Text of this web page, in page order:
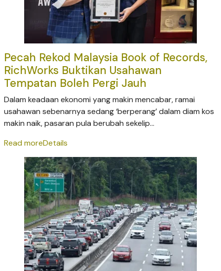
Pecah Rekod Malaysia Book of Records,
RichWorks Buktikan Usahawan
Tempatan Boleh Pergi Jauh
Dalam keadaan ekonomi yang makin mencabar, ramai
usahawan sebenarnya sedang ‘berperang’ dalam diam kos
makin naik, pasaran pula berubah sekelip...
Read moreDetails